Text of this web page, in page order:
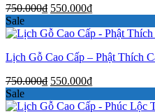
750.000₫ Giá
là:
550.000₫Giá
tại
550.000₫.
Sale
Lịch Gỗ Cao Cấp – Phật Thích
750.000₫ Giá
là:
550.000₫Giá
tại
Sale